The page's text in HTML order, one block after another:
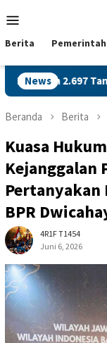
ke
Mobile
Berita
News
Tanaman Hias
Beranda Berita
Kuasa
Kejanggalan
Pertanyakan
BPR
4R1F T1454
Juni 6, 2026